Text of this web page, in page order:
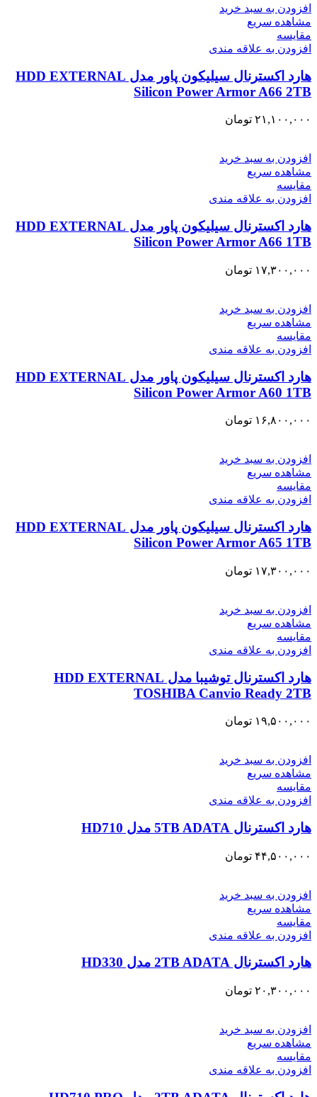
افزودن به سبد خرید
مشاهده سریع
مقایسه
افزودن به علاقه مندی
هارد اکسترنال سیلیکون پاور مدل HDD EXTERNAL
Silicon Power Armor A66 2TB
۲۱,۱۰۰,۰۰۰ تومان
افزودن به سبد خرید
مشاهده سریع
مقایسه
افزودن به علاقه مندی
هارد اکسترنال سیلیکون پاور مدل HDD EXTERNAL
Silicon Power Armor A66 1TB
۱۷,۳۰۰,۰۰۰ تومان
افزودن به سبد خرید
مشاهده سریع
مقایسه
افزودن به علاقه مندی
هارد اکسترنال سیلیکون پاور مدل HDD EXTERNAL
Silicon Power Armor A60 1TB
۱۶,۸۰۰,۰۰۰ تومان
افزودن به سبد خرید
مشاهده سریع
مقایسه
افزودن به علاقه مندی
هارد اکسترنال سیلیکون پاور مدل HDD EXTERNAL
Silicon Power Armor A65 1TB
۱۷,۳۰۰,۰۰۰ تومان
افزودن به سبد خرید
مشاهده سریع
مقایسه
افزودن به علاقه مندی
هارد اکسترنال توشیبا مدل HDD EXTERNAL
TOSHIBA Canvio Ready 2TB
۱۹,۵۰۰,۰۰۰ تومان
افزودن به سبد خرید
مشاهده سریع
مقایسه
افزودن به علاقه مندی
هارد اکسترنال 5TB ADATA مدل HD710
۴۴,۵۰۰,۰۰۰ تومان
افزودن به سبد خرید
مشاهده سریع
مقایسه
افزودن به علاقه مندی
هارد اکسترنال 2TB ADATA مدل HD330
۲۰,۳۰۰,۰۰۰ تومان
افزودن به سبد خرید
مشاهده سریع
مقایسه
افزودن به علاقه مندی